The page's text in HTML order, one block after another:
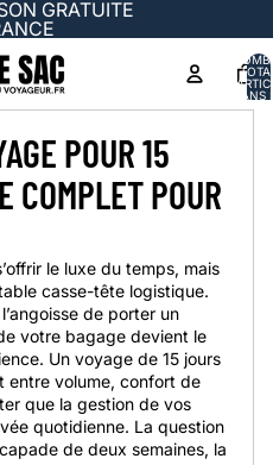
GRATUITE
DANS
POUR 15
COMPLET POUR
le luxe du temps, mais
casse-tête logistique.
de porter un
votre bagage devient le
Un voyage de 15 jours
entre volume, confort de
que la gestion de vos
quotidienne. La question
de deux semaines, la